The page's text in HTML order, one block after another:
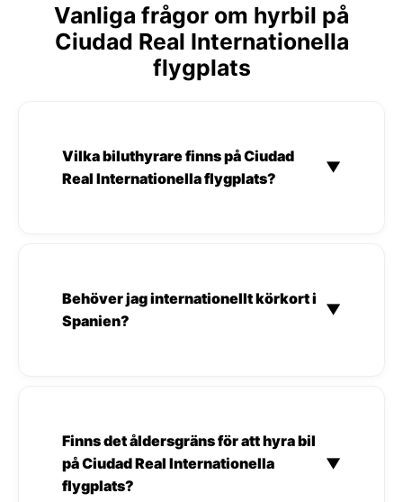
Vanliga frågor om hyrbil på
Ciudad Real Internationella
flygplats
Vilka biluthyrare finns på Ciudad
Real Internationella flygplats?
▼
Behöver jag internationellt körkort i
Spanien?
▼
Finns det åldersgräns för att hyra bil
på Ciudad Real Internationella
flygplats?
▼